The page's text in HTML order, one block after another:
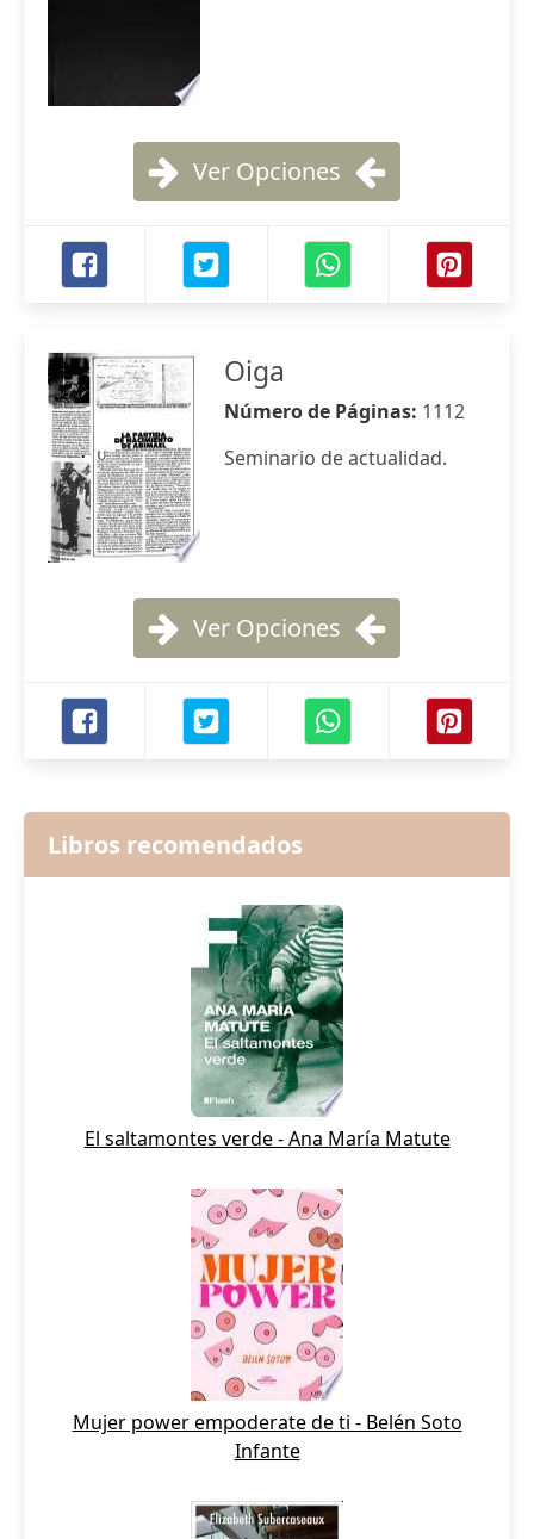
Ver Opciones
Oiga
Número de Páginas: 1112
Seminario de actualidad.
Ver Opciones
Libros recomendados
El saltamontes verde - Ana María Matute
Mujer power empoderate de ti - Belén Soto
Infante